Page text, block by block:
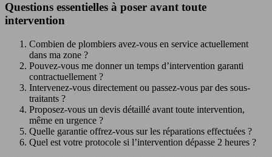
Questions essentielles à poser avant toute
intervention
Combien de plombiers avez-vous en service actuellement
dans ma zone ?
Pouvez-vous me donner un temps d’intervention garanti
contractuellement ?
Intervenez-vous directement ou passez-vous par des sous-
traitants ?
Proposez-vous un devis détaillé avant toute intervention,
même en urgence ?
Quelle garantie offrez-vous sur les réparations effectuées ?
Quel est votre protocole si l’intervention dépasse 2 heures ?